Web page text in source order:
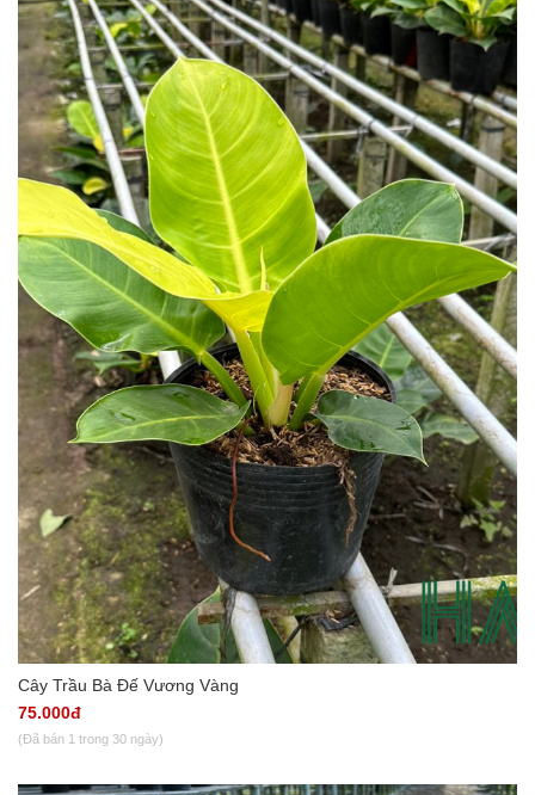
Cây Trầu Bà Đế Vương Vàng
75.000đ
(Đã bán 1 trong 30 ngày)